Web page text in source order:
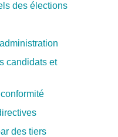
des élections
candidats et
des tiers